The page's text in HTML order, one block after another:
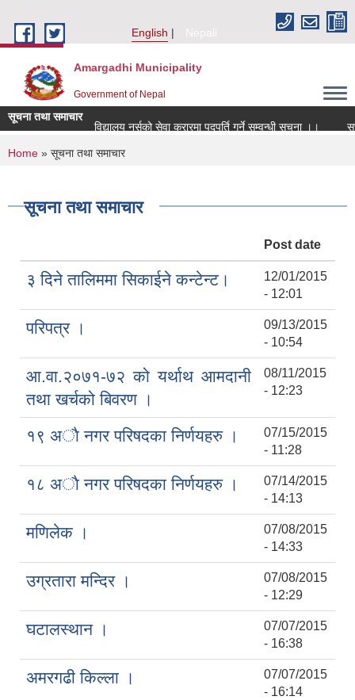
English
Nepali
Amargadhi Municipality
Government of Nepal
सूचना तथा समाचार
विद्यालय नर्सको सेवा करारमा पदपूर्ति गर्ने सम्वन्धी सूचना ।।
You are here
Home » सूचना तथा समाचार
सूचना तथा समाचार
Post date
३ दिने तालिममा सिकाईने कन्टेन्ट।
12/01/2015
- 12:01
परिपत्र ।
09/13/2015
- 10:54
आ.वा.२०७१-७२ को यर्थाथ आमदानी
तथा खर्चको बिवरण ।
08/11/2015
- 12:23
१९ अाै नगर परिषदका निर्णयहरु ।
07/15/2015
- 11:28
१८ अाै नगर परिषदका निर्णयहरु ।
07/14/2015
- 14:13
मणिलेक ।
07/08/2015
- 14:33
उग्रतारा मन्दिर ।
07/08/2015
- 12:29
घटालस्थान ।
07/07/2015
- 16:38
अमरगढी किल्ला ।
07/07/2015
- 16:14